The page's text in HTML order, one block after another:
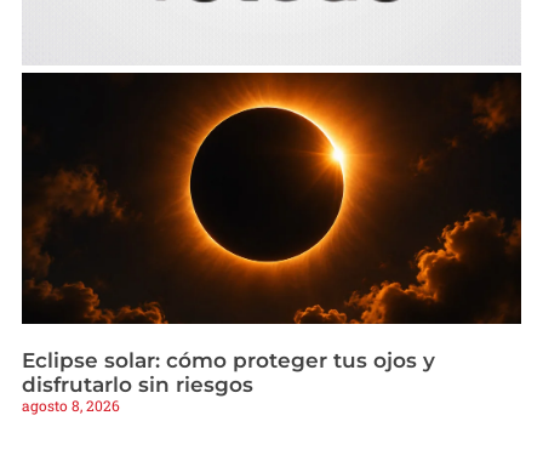
Eclipse solar: cómo proteger tus ojos y
disfrutarlo sin riesgos
agosto 8, 2026